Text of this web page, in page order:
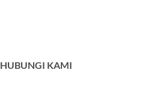
HUBUNGI KAMI